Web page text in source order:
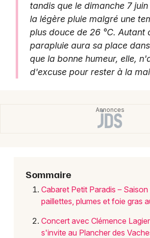
Artistes en tournée
Actus à Agen
Magazine à Agen
47 - Lot-et-Garonne
tandis que le dimanche 7
la légère pluie malgré une
plus douce de 26 °C. Autant
parapluie aura sa place
que la bonne humeur, elle,
d'excuse pour rester à la
Sommaire
Cabaret Petit Paradis –
paillettes, plumes et foie gras
Concert avec Clémence
s'invite au Plancher des